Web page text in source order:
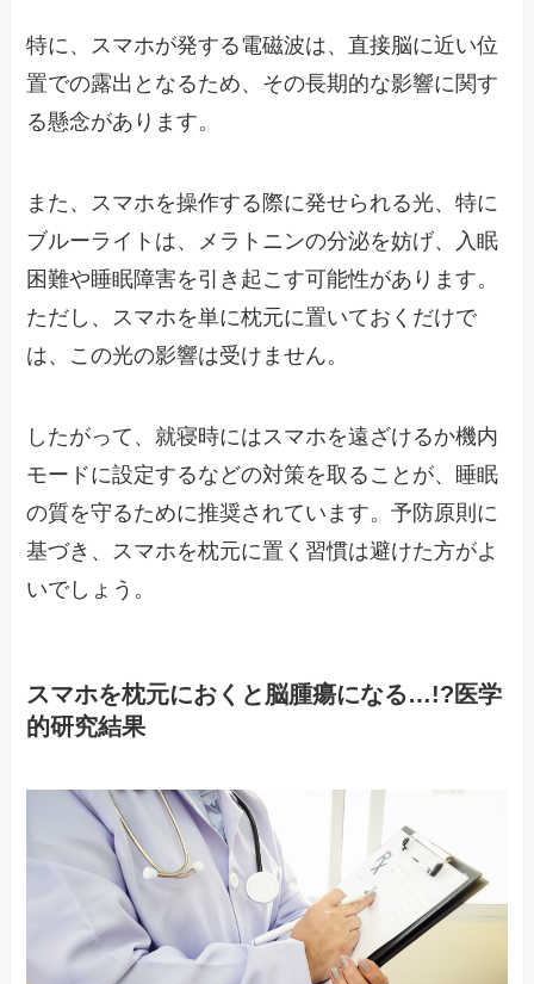
特に、スマホが発する電磁波は、直接脳に近い位
置での露出となるため、その長期的な影響に関す
る懸念があります。
また、スマホを操作する際に発せられる光、特に
ブルーライトは、メラトニンの分泌を妨げ、入眠
困難や睡眠障害を引き起こす可能性があります。
ただし、スマホを単に枕元に置いておくだけで
は、この光の影響は受けません。
したがって、就寝時にはスマホを遠ざけるか機内
モードに設定するなどの対策を取ることが、睡眠
の質を守るために推奨されています。予防原則に
基づき、スマホを枕元に置く習慣は避けた方がよ
いでしょう。
スマホを枕元におくと脳腫瘍になる…!?医学
的研究結果